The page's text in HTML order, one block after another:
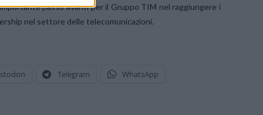
passo avanti per il Gruppo TIM nel raggiungere i
nel settore delle telecomunicazioni.
Telegram WhatsApp